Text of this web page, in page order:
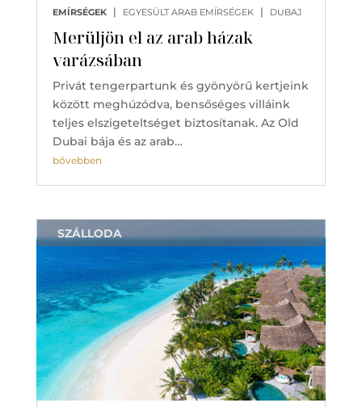
Merüljön el az arab házak
varázsában
EMÍRSÉGEK
| EGYESÜLT ARAB EMÍRSÉGEK | DUBAJ
Privát tengerpartunk és gyönyörű kertjeink
között meghúzódva, bensőséges villáink
teljes elszigeteltséget biztosítanak. Az Old
Dubai bája és az arab…
bővebben
SZÁLLODA